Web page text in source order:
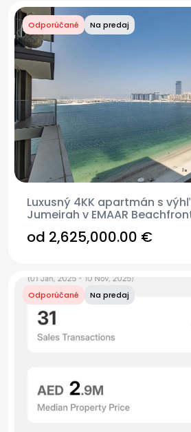
Odporúčané Na predaj
Luxusný 4KK apartmán s
Jumeirah v EMAAR
od 2,625,000.00 €
Odporúčané Na predaj